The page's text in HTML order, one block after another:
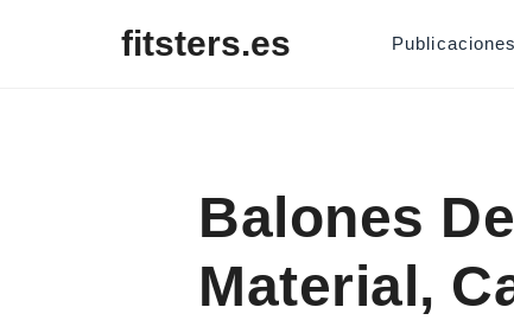
fitsters.es
Balones
Material,